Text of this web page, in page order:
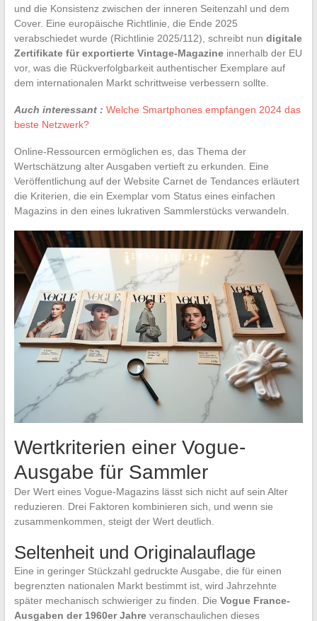
und die Konsistenz zwischen der inneren Seitenzahl und dem
Cover. Eine europäische Richtlinie, die Ende 2025
verabschiedet wurde (Richtlinie 2025/112), schreibt nun digitale
Zertifikate für exportierte Vintage-Magazineinnerhalb der EU
vor, was die Rückverfolgbarkeit authentischer Exemplare auf
dem internationalen Markt schrittweise verbessern sollte.
Auch interessant : Welche Smartphones empfangen 2024 das
beste Netzwerk?
Online-Ressourcen ermöglichen es, das Thema der
Wertschätzung alter Ausgaben vertieft zu erkunden. Eine
Veröffentlichung auf der Website Carnet de Tendances erläutert
die Kriterien, die ein Exemplar vom Status eines einfachen
Magazins in den eines lukrativen Sammlerstücks verwandeln.
Wertkriterien einer Vogue-
Ausgabe für Sammler
Der Wert eines Vogue-Magazins lässt sich nicht auf sein Alter
reduzieren. Drei Faktoren kombinieren sich, und wenn sie
zusammenkommen, steigt der Wert deutlich.
Seltenheit und Originalauflage
Eine in geringer Stückzahl gedruckte Ausgabe, die für einen
begrenzten nationalen Markt bestimmt ist, wird Jahrzehnte
später mechanisch schwieriger zu finden. Die Vogue France-
Ausgaben der 1960er Jahreveranschaulichen dieses